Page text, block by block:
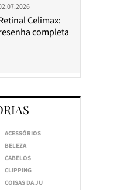
Celimax:
completa
ACESSÓRIOS
BELEZA
CABELOS
CLIPPING
COISAS DA JU